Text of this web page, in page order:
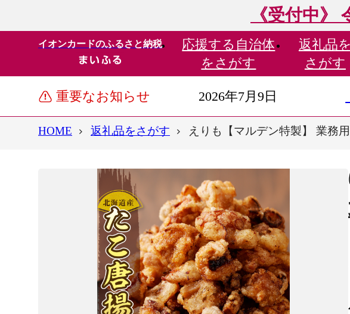
《受付中》
イオンカードのふるさと納税 応援する 自治体
をさがす
返礼品を
さがす
重要なお知らせ 2026年7月9日
HOME 返礼品をさがす えりも【マルデン特製】 業務